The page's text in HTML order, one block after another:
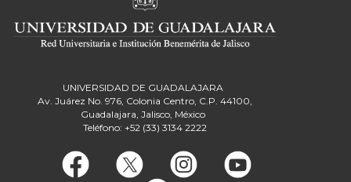
UNIVERSIDAD DE GUADALAJARA
Av. Juárez No. 976, Colonia Centro, C.P. 44100,
Guadalajara, Jalisco, México
Teléfono: +52 (33) 3134 2222